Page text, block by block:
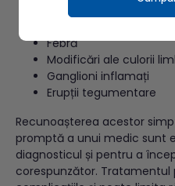
Febră
Modificări ale culorii
Ganglioni inflamați
Erupții tegumentare
Recunoașterea acestor
promptă a unui medic sunt
diagnosticul și pentru a
corespunzător.